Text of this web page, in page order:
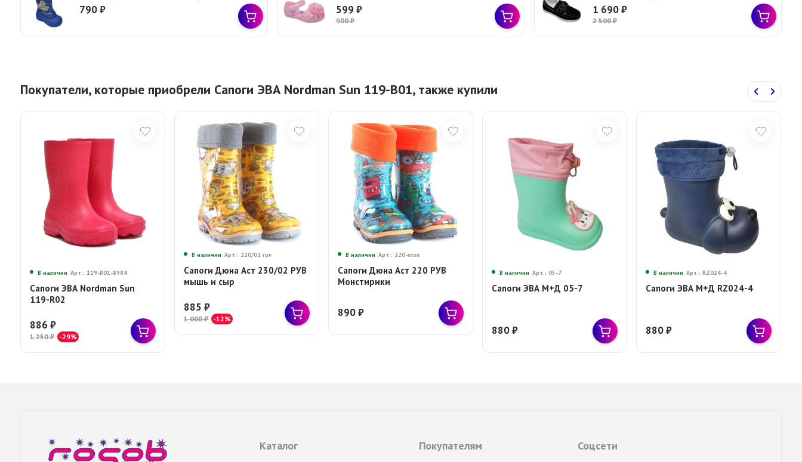
790₽ 599 ₽
900₽
1 690₽
2 500₽
Покупатели, которые приобрели Сапоги ЭВА Nordman Sun 119-B01, также купили
В наличии Арт.: 119-B01-8984
Сапоги ЭВА Nordman Sun
119-R02
886₽
1 250₽ -29%
В наличии Арт.: 220/02 ruv
Сапоги Дюна Аст 230/02 РУВ
мышь и сыр
885₽
1 000₽ -12%
В наличии Арт.: 220-mon
Сапоги Дюна Аст 220 РУВ
Монстирики
890₽
В наличии Арт.: 05-7
Сапоги ЭВА М+Д 05-7
880₽
В наличии Арт.: RZ024-4
Сапоги ЭВА М+Д RZ024-4
880₽
Каталог Покупателям Соцсети